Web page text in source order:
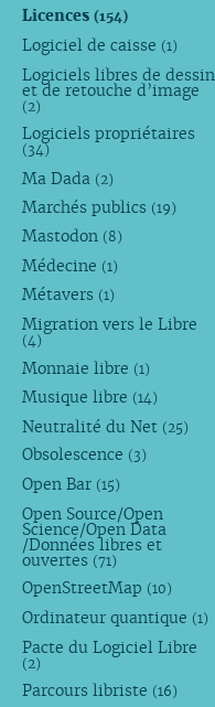
Licences (154)
Logiciel de caisse (1)
Logiciels libres de dessin
et de retouche d’image
(2)
Logiciels propriétaires
(34)
Ma Dada (2)
Marchés publics (19)
Mastodon (8)
Médecine (1)
Métavers (1)
Migration vers le Libre
(4)
Monnaie libre (1)
Musique libre (14)
Neutralité du Net (25)
Obsolescence (3)
Open Bar (15)
Open Source/Open
Science/Open Data
/Données libres et
ouvertes (71)
OpenStreetMap (10)
Ordinateur quantique (1)
Pacte du Logiciel Libre
(2)
Parcours libriste (16)